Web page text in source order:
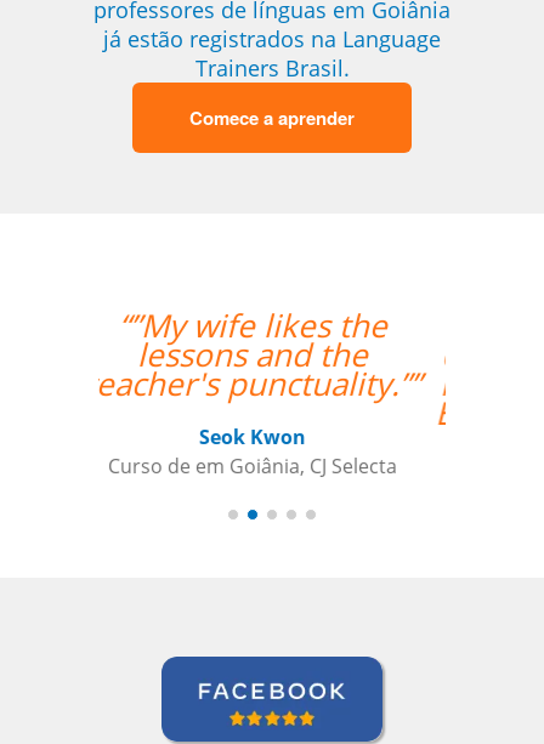
professores de línguas em Goiânia
já estão registrados na Language
Trainers Brasil.
Comece a aprender
“”Translated: "The
classes are exceeding
my expectations. Prof
Enrico is excellent and
has a lot of useful
teaching methods."””
Elder Gomes Dutra